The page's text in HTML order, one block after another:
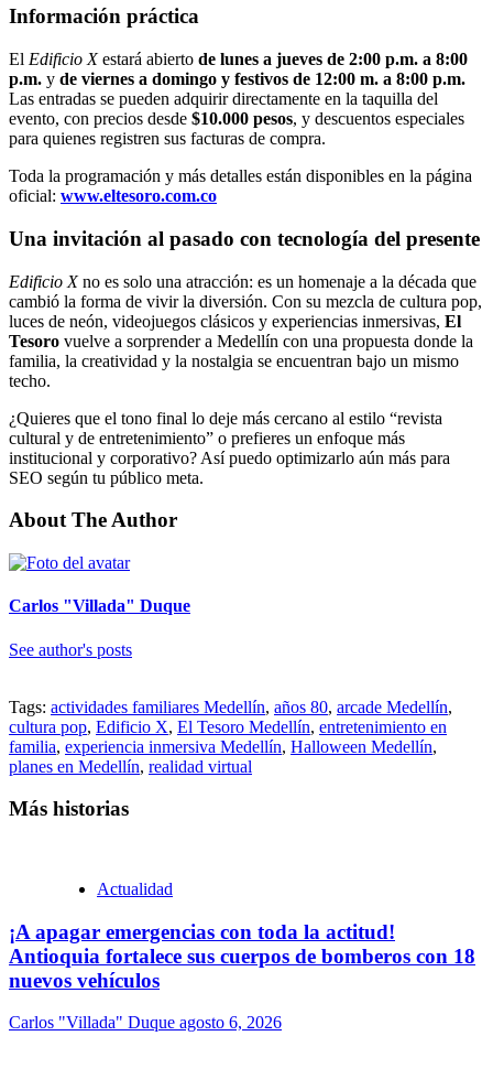
Información práctica
El Edificio Xestará abierto de lunes a jueves de 2:00 p.m. a 8:00
p.m. y de viernes a domingo y festivos de 12:00 m. a 8:00 p.m.
Las entradas se pueden adquirir directamente en la taquilla del
evento, con precios desde $10.000 pesos, y descuentos especiales
para quienes registren sus facturas de compra.
Toda la programación y más detalles están disponibles en la página
oficial: www.eltesoro.com.co
Una invitación al pasado con tecnología del presente
Edificio Xno es solo una atracción: es un homenaje a la década que
cambió la forma de vivir la diversión. Con su mezcla de cultura pop,
luces de neón, videojuegos clásicos y experiencias inmersivas, El
Tesoro vuelve a sorprender a Medellín con una propuesta donde la
familia, la creatividad y la nostalgia se encuentran bajo un mismo
techo.
¿Quieres que el tono final lo deje más cercano al estilo “revista
cultural y de entretenimiento” o prefieres un enfoque más
institucional y corporativo? Así puedo optimizarlo aún más para
SEO según tu público meta.
About The Author
Carlos "Villada" Duque
See author's posts
Tags: actividades familiares Medellín, años 80, arcade Medellín,
cultura pop, Edificio X, El Tesoro Medellín, entretenimiento en
familia, experiencia inmersiva Medellín, Halloween Medellín,
planes en Medellín, realidad virtual
Más historias
Actualidad
¡A apagar emergencias con toda la actitud!
Antioquia fortalece sus cuerpos de bomberos con 18
nuevos vehículos
Carlos "Villada" Duque agosto 6, 2026